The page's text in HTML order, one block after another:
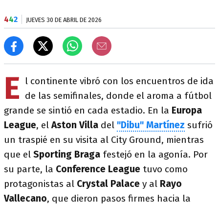
442 JUEVES 30 DE ABRIL DE 2026
E
l continente vibró con los encuentros de ida
de las semifinales, donde el aroma a fútbol
grande se sintió en cada estadio. En la Europa
League, elAston Villa del "Dibu" Martínez sufrió
un traspié en su visita al City Ground, mientras
que el Sporting Braga festejó en la agonía. Por
su parte, la Conference League tuvo como
protagonistas al Crystal Palace y al Rayo
Vallecano, que dieron pasos firmes hacia la